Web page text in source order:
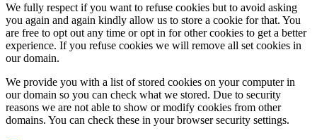
We fully respect if you want to refuse cookies but to avoid asking
you again and again kindly allow us to store a cookie for that. You
are free to opt out any time or opt in for other cookies to get a better
experience. If you refuse cookies we will remove all set cookies in
our domain.
We provide you with a list of stored cookies on your computer in
our domain so you can check what we stored. Due to security
reasons we are not able to show or modify cookies from other
domains. You can check these in your browser security settings.